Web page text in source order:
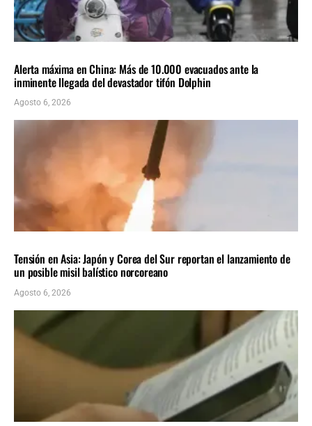
Alerta máxima en China: Más de 10.000 evacuados ante la
inminente llegada del devastador tifón Dolphin
Agosto 6, 2026
Tensión en Asia: Japón y Corea del Sur reportan el lanzamiento de
un posible misil balístico norcoreano
Agosto 6, 2026